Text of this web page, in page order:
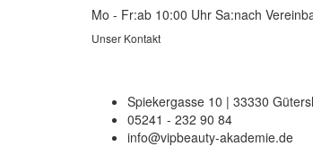
Mo - Fr:ab 10:00 Uhr Sa:nach
Unser Kontakt
Spiekergasse 10 | 33330
05241 - 232 90 84
info@vipbeauty-akademie.de